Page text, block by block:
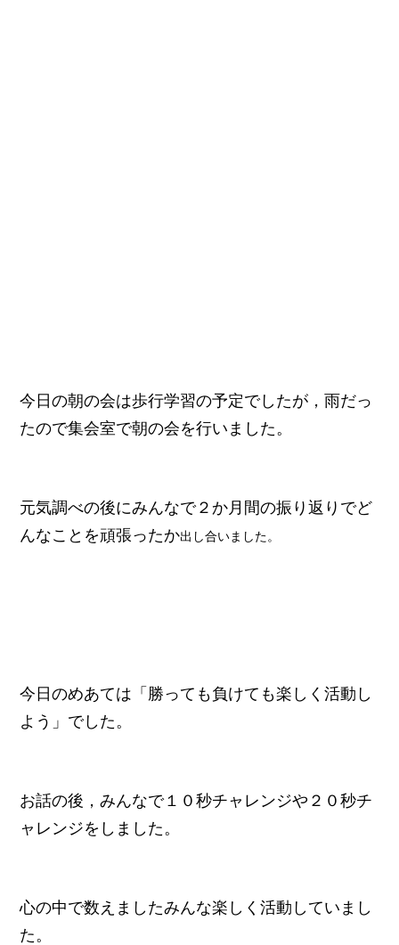
今日の朝の会は歩行学習の予定でしたが，雨だっ
たので集会室で朝の会を行いました。
元気調べの後にみんなで２か月間の振り返りでど
んなことを頑張ったか出し合いました。
今日のめあては「勝っても負けても楽しく活動し
よう」でした。
お話の後，みんなで１０秒チャレンジや２０秒チ
ャレンジをしました。
心の中で数えましたみんな楽しく活動していまし
た。